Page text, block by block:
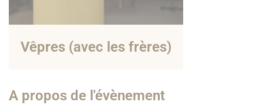
Vêpres (avec les frères)
A propos de l'évènement